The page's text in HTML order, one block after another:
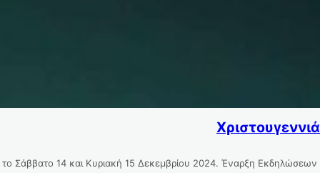
το Σάββατο 14 και Κυριακή 15 Δεκεμβρίου 2024. Έναρξη